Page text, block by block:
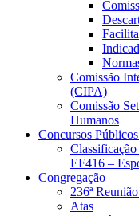
Comissão
(CIPA)
Comissão
Humanos
Concursos
EF416 –
Congregação
236ª
Atas